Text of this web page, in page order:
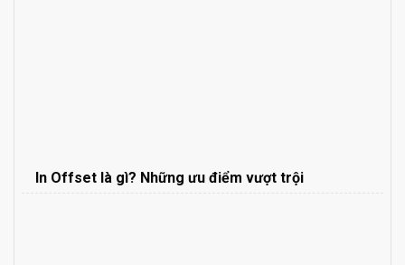
In Offset là gì? Những ưu điểm vượt trội